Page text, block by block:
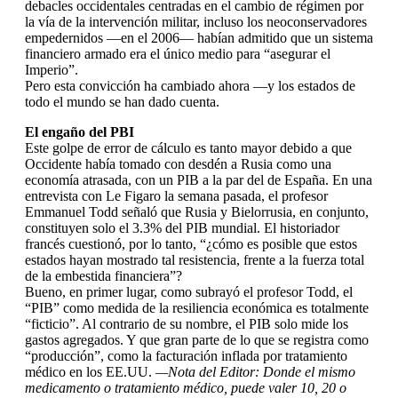
debacles occidentales centradas en el cambio de régimen por
la vía de la intervención militar, incluso los neoconservadores
empedernidos —en el 2006— habían admitido que un sistema
financiero armado era el único medio para “asegurar el
Imperio”.
Pero esta convicción ha cambiado ahora —y los estados de
todo el mundo se han dado cuenta.
El engaño del PBI
Este golpe de error de cálculo es tanto mayor debido a que
Occidente había tomado con desdén a Rusia como una
economía atrasada, con un PIB a la par del de España. En una
entrevista con Le Figaro la semana pasada, el profesor
Emmanuel Todd señaló que Rusia y Bielorrusia, en conjunto,
constituyen solo el 3.3% del PIB mundial. El historiador
francés cuestionó, por lo tanto, “¿cómo es posible que estos
estados hayan mostrado tal resistencia, frente a la fuerza total
de la embestida financiera”?
Bueno, en primer lugar, como subrayó el profesor Todd, el
“PIB” como medida de la resiliencia económica es totalmente
“ficticio”. Al contrario de su nombre, el PIB solo mide los
gastos agregados. Y que gran parte de lo que se registra como
“producción”, como la facturación inflada por tratamiento
médico en los EE.UU. —Nota del Editor: Donde el mismo
medicamento o tratamiento médico, puede valer 10, 20 o